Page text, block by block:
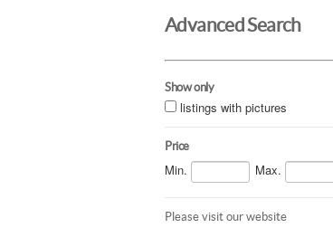
Advanced Search
Show only
listings with pictures
Price
Min. Max.
Please visit our website